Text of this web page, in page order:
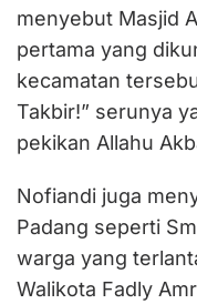
menyebut Masjid
pertama yang
kecamatan
Takbir!” serunya
pekikan Allahu
Nofiandi juga
Padang seperti
warga yang
Walikota Fadly